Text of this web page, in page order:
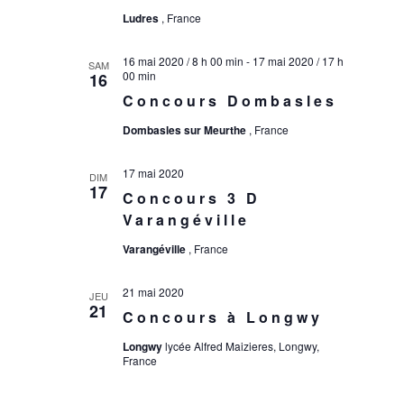
Ludres , France
SAM
16
Concours Dombasles
16 mai 2020 / 8 h 00 min - 17 mai 2020 / 17 h
00 min
Dombasles sur Meurthe , France
DIM
17
Concours 3 D
Varangéville
17 mai 2020
Varangéville , France
JEU
21 Concours à Longwy
21 mai 2020
Longwylycée Alfred Maizieres, Longwy,
France